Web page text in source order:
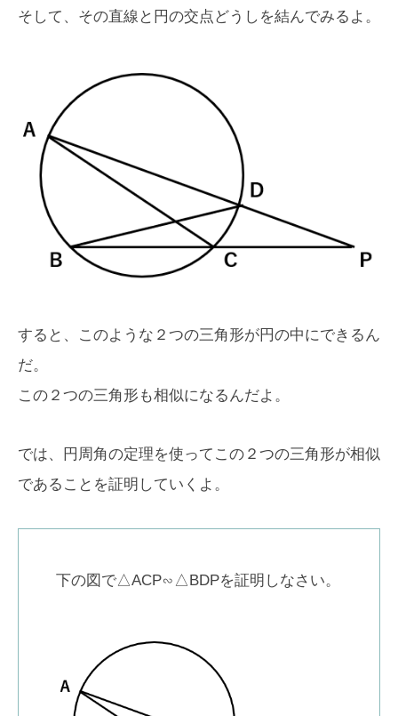
そして、その直線と円の交点どうしを結んでみるよ。
すると、このような２つの三角形が円の中にできるん
だ。
この２つの三角形も相似になるんだよ。
では、円周角の定理を使ってこの２つの三角形が相似
であることを証明していくよ。
下の図で△ACP∽△BDPを証明しなさい。